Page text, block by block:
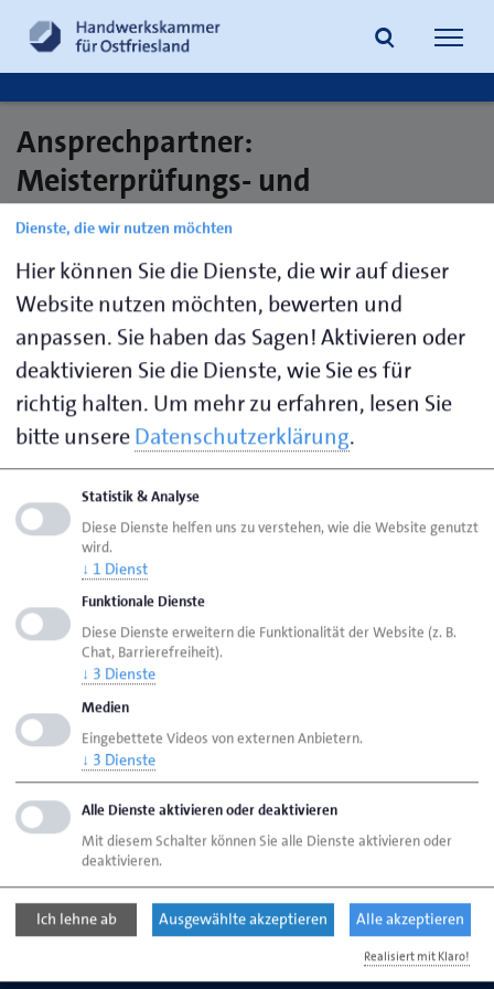
Suche
Ansprechpartner:
Meisterprüfungs- und
Fortbildungsprüfungswesen
Voß,
Elisabeth
04941 1797-
86
e.voss@hwk-
aurich.de
de Wall,
Fenja
04941 1797-
16
f.dewall@hwk-
aurich.de
Seite empfehlen
Seite drucken
aktualisiert am 07. Aug. 2026
HWK Aurich
Meisterprüfungs- und
Fortbildungsprüfungswesen
Handwerkskammer für Ostfriesland
Straße des Handwerks 2
26603 Aurich
Telefon: 04941 1797-0
Dienste, die wir nutzen möchten
Hier können Sie die Dienste, die wir auf dieser
Website nutzen möchten, bewerten und
anpassen. Sie haben das Sagen! Aktivieren oder
deaktivieren Sie die Dienste, wie Sie es für
richtig halten. Um mehr zu erfahren, lesen Sie
bitte unsereDatenschutzerklärung.
Statistik & Analyse
Diese Dienste helfen uns zu verstehen, wie die Website genutzt
wird.
↓ 1 Dienst
Funktionale Dienste
Diese Dienste erweitern die Funktionalität der Website (z. B.
Chat, Barrierefreiheit).
↓ 3 Dienste
Medien
Eingebettete Videos von externen Anbietern.
↓ 3 Dienste
Alle Dienste aktivieren oder deaktivieren
Mit diesem Schalter können Sie alle Dienste aktivieren oder
deaktivieren.
Ich lehne ab Ausgewählte akzeptieren Alle akzeptieren
Realisiert mit Klaro!